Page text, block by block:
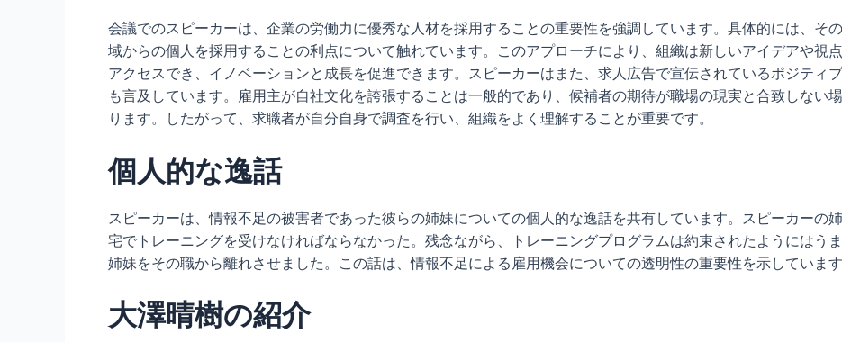
会議でのスピーカーは、企業の労働力に優秀な人材を採用することの重要性を強調しています。具体的には、そ
域からの個人を採用することの利点について触れています。このアプローチにより、組織は新しいアイデアや視
アクセスでき、イノベーションと成長を促進できます。スピーカーはまた、求人広告で宣伝されているポジティ
も言及しています。雇用主が自社文化を誇張することは一般的であり、候補者の期待が職場の現実と合致しない
ります。したがって、求職者が自分自身で調査を行い、組織をよく理解することが重要です。
個人的な逸話
スピーカーは、情報不足の被害者であった彼らの姉妹についての個人的な逸話を共有しています。スピーカーの
宅でトレーニングを受けなければならなかった。残念ながら、トレーニングプログラムは約束されたようにはう
姉妹をその職から離れさせました。この話は、情報不足による雇用機会についての透明性の重要性を示しています
大澤晴樹の紹介